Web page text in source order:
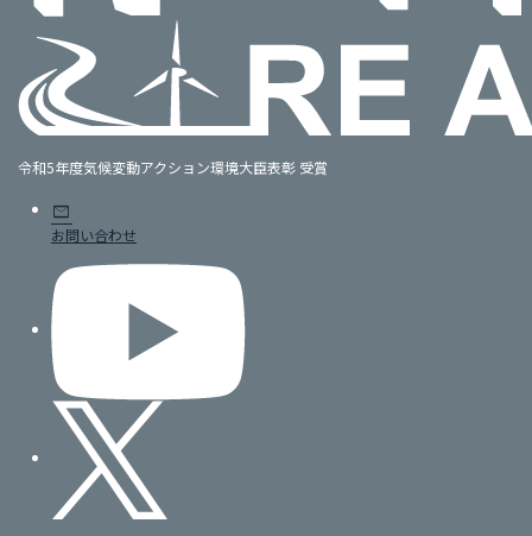
令和5年度気候変動アクション環境大臣表彰 受賞
mail
お問い合わせ